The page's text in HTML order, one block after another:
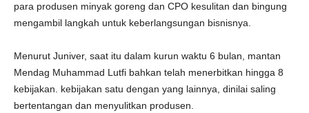
para produsen minyak goreng dan CPO kesulitan dan bingung
mengambil langkah untuk keberlangsungan bisnisnya.
Menurut Juniver, saat itu dalam kurun waktu 6 bulan, mantan
Mendag Muhammad Lutfi bahkan telah menerbitkan hingga 8
kebijakan. kebijakan satu dengan yang lainnya, dinilai saling
bertentangan dan menyulitkan produsen.